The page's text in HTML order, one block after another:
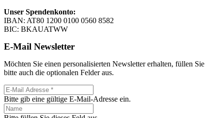
Unser Spendenkonto:
IBAN: AT80 1200 0100 0560 8582
BIC: BKAUATWW
E-Mail Newsletter
Möchten Sie einen personalisierten Newsletter erhalten, füllen Sie
bitte auch die optionalen Felder aus.
Bitte gib eine gültige E-Mail-Adresse ein.